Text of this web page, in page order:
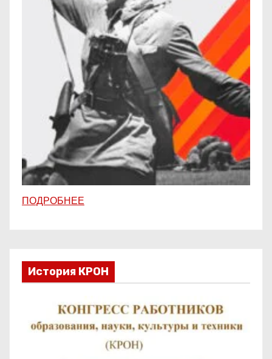
ПОДРОБНЕЕ
История КРОН